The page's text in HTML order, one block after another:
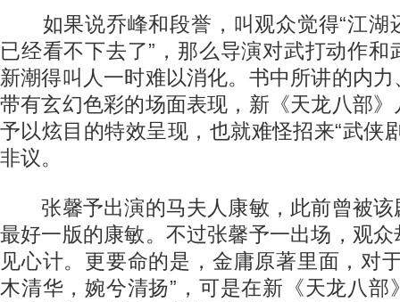
如果说乔峰和段誉，叫观众觉得“江湖
已经看不下去了”，那么导演对武打动作和
新潮得叫人一时难以消化。书中所讲的内
带有玄幻色彩的场面表现，新《天龙八部
予以炫目的特效呈现，也就难怪招来“武侠
非议。
张馨予出演的马夫人康敏，此前曾被该
最好一版的康敏。不过张馨予一出场，观
见心计。更要命的是，金庸原著里面，对
木清华，婉兮清扬”，可是在新《天龙八部